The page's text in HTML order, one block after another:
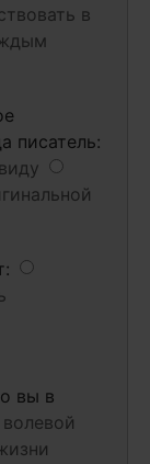
в
писатель:
вы в